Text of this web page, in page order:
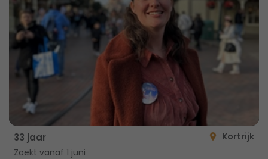
33 jaar
Kortrijk
Zoekt vanaf 1 juni